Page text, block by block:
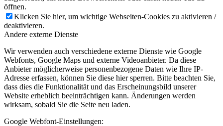
öffnen.
Klicken Sie hier, um wichtige Webseiten-Cookies zu aktivieren /
deaktivieren.
Andere externe Dienste
Wir verwenden auch verschiedene externe Dienste wie Google
Webfonts, Google Maps und externe Videoanbieter. Da diese
Anbieter möglicherweise personenbezogene Daten wie Ihre IP-
Adresse erfassen, können Sie diese hier sperren. Bitte beachten Sie,
dass dies die Funktionalität und das Erscheinungsbild unserer
Website erheblich beeinträchtigen kann. Änderungen werden
wirksam, sobald Sie die Seite neu laden.
Google Webfont-Einstellungen: